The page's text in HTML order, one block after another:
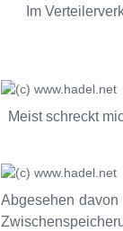
Im
Meist schreckt
Abgesehen